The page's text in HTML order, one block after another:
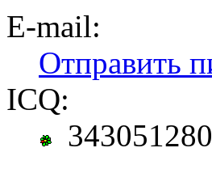
E-mail:
Отправить
ICQ:
343051280